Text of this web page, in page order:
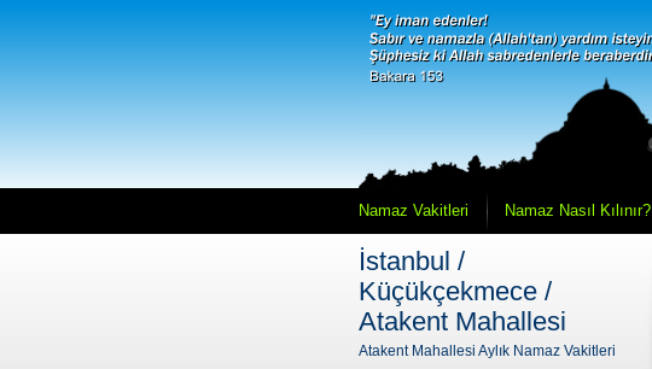
Namaz Vakitleri Namaz Nasıl Kılınır?
İstanbul /
Küçükçekmece /
Atakent Mahallesi
Atakent Mahallesi Aylık Namaz Vakitleri